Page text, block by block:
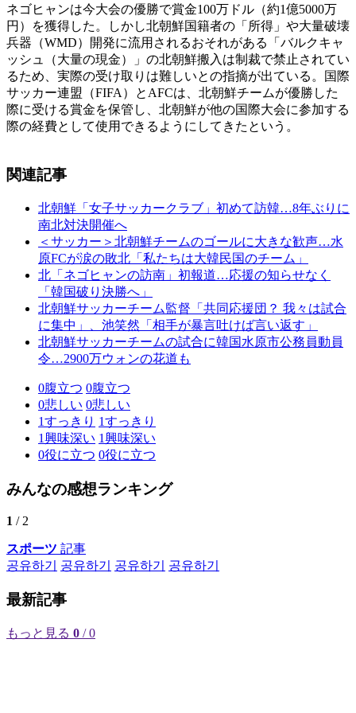
ネゴヒャンは今大会の優勝で賞金100万ドル（約1億5000万
円）を獲得した。しかし北朝鮮国籍者の「所得」や大量破壊
兵器（WMD）開発に流用されるおそれがある「バルクキャ
ッシュ（大量の現金）」の北朝鮮搬入は制裁で禁止されてい
るため、実際の受け取りは難しいとの指摘が出ている。国際
サッカー連盟（FIFA）とAFCは、北朝鮮チームが優勝した
際に受ける賞金を保管し、北朝鮮が他の国際大会に参加する
際の経費として使用できるようにしてきたという。
関連記事
北朝鮮「女子サッカークラブ」初めて訪韓…8年ぶりに
南北対決開催へ
＜サッカー＞北朝鮮チームのゴールに大きな歓声…水
原FCが涙の敗北「私たちは大韓民国のチーム」
北「ネゴヒャンの訪南」初報道…応援の知らせなく
「韓国破り決勝へ」
北朝鮮サッカーチーム監督「共同応援団？ 我々は試合
に集中」、池笑然「相手が暴言吐けば言い返す」
北朝鮮サッカーチームの試合に韓国水原市公務員動員
令…2900万ウォンの花道も
0腹立つ 0腹立つ
0悲しい 0悲しい
1すっきり 1すっきり
1興味深い 1興味深い
0役に立つ 0役に立つ
みんなの感想ランキング
1 / 2
スポーツ 記事
공유하기
공유하기 공유하기 공유하기
最新記事
もっと見る 0 / 0